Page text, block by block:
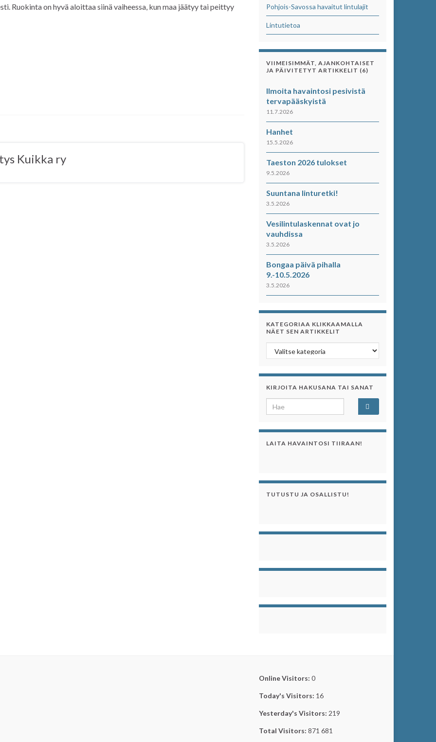
Ruokinta on hyvä aloittaa siinä vaiheessa, kun maa jäätyy tai peittyy
Kuikka ry
Pohjois-Savossa havaitut lintulajit
Lintutietoa
VIIMEISIMMÄT, AJANKOHTAISET
JA PÄIVITETYT ARTIKKELIT (6)
Ilmoita havaintosi pesivistä
tervapääskyistä
11.7.2026
Hanhet
15.5.2026
Taeston 2026 tulokset
9.5.2026
Suuntana linturetki!
3.5.2026
Vesilintulaskennat ovat jo
vauhdissa
3.5.2026
Bongaa päivä pihalla
9.-10.5.2026
3.5.2026
KATEGORIAA KLIKKAAMALLA
NÄET SEN ARTIKKELIT
Kategoriaa klikkaamalla näet sen artikkelit
KIRJOITA HAKUSANA TAI SANAT
Search for:
LAITA HAVAINTOSI TIIRAAN!
TUTUSTU JA OSALLISTU!
Online Visitors: 0
Today's Visitors: 16
Yesterday's Visitors: 219
Total Visitors: 871 681